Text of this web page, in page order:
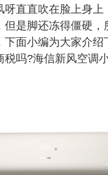
呀直直吹在脸上身上
但是脚还冻得僵硬，
下面小编为大家介绍
税吗?海信新风空调